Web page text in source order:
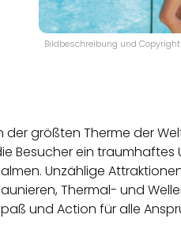
Bildbeschreibung und
der größten Therme der
Besucher ein traumhaftes
Unzählige
Thermal- und
und Action für alle